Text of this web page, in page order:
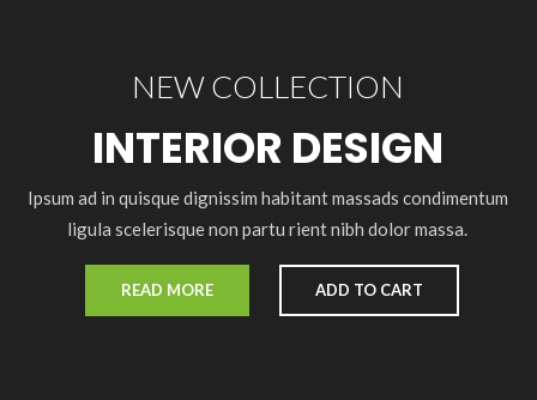
INTERIOR DESIGN
READ MORE
NEW COLLECTION
Ipsum ad in quisque dignissim habitant massads condimentum
ligula scelerisque non partu rient nibh dolor massa.
ADD TO CART